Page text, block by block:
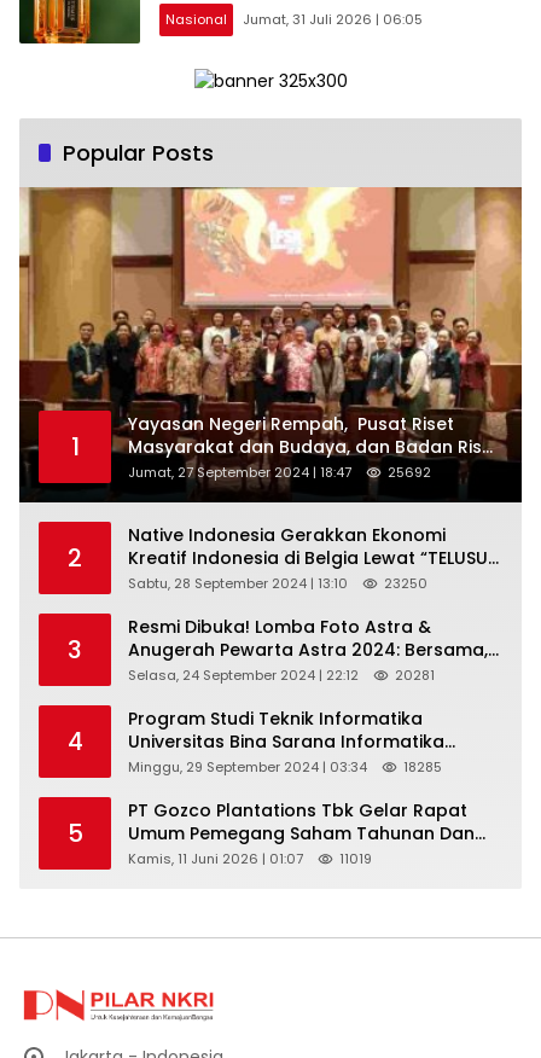
Nasional Jumat, 31 Juli 2026 | 06:05
Popular Posts
1
Yayasan Negeri Rempah, Pusat Riset
Masyarakat dan Budaya, dan Badan Riset
dan Inovasi Nasional ( BRIN ) Sukses
Gelar International Forum on Spice
Jumat, 27 September 2024 | 18:47 25692
2
Native Indonesia Gerakkan Ekonomi
Kreatif Indonesia di Belgia Lewat “TELUSUR
Kain Indonesia”
Sabtu, 28 September 2024 | 13:10 23250
3
Resmi Dibuka! Lomba Foto Astra &
Anugerah Pewarta Astra 2024: Bersama,
Berkarya, Berkelanjutan
Selasa, 24 September 2024 | 22:12 20281
4
Program Studi Teknik Informatika
Universitas Bina Sarana Informatika
Selenggarakan Pelatihan Pemanfaatan
Pemasaran Pada Forum UMKM
Bojongbaru Kecamatan Bojong Gede
Minggu, 29 September 2024 | 03:34 18285
5
PT Gozco Plantations Tbk Gelar Rapat
Umum Pemegang Saham Tahunan Dan
Paparan Publik 2026 Di Jakarta
Kamis, 11 Juni 2026 | 01:07 11019